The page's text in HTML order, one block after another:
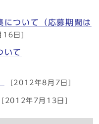
について（応募期間は
16日]
いて
[2012年8月7日]
[2012年7月13日]